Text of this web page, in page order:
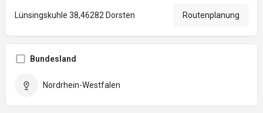
Lünsingskuhle 38,46282 Dorsten Routenplanung
Bundesland
Nordrhein-Westfalen